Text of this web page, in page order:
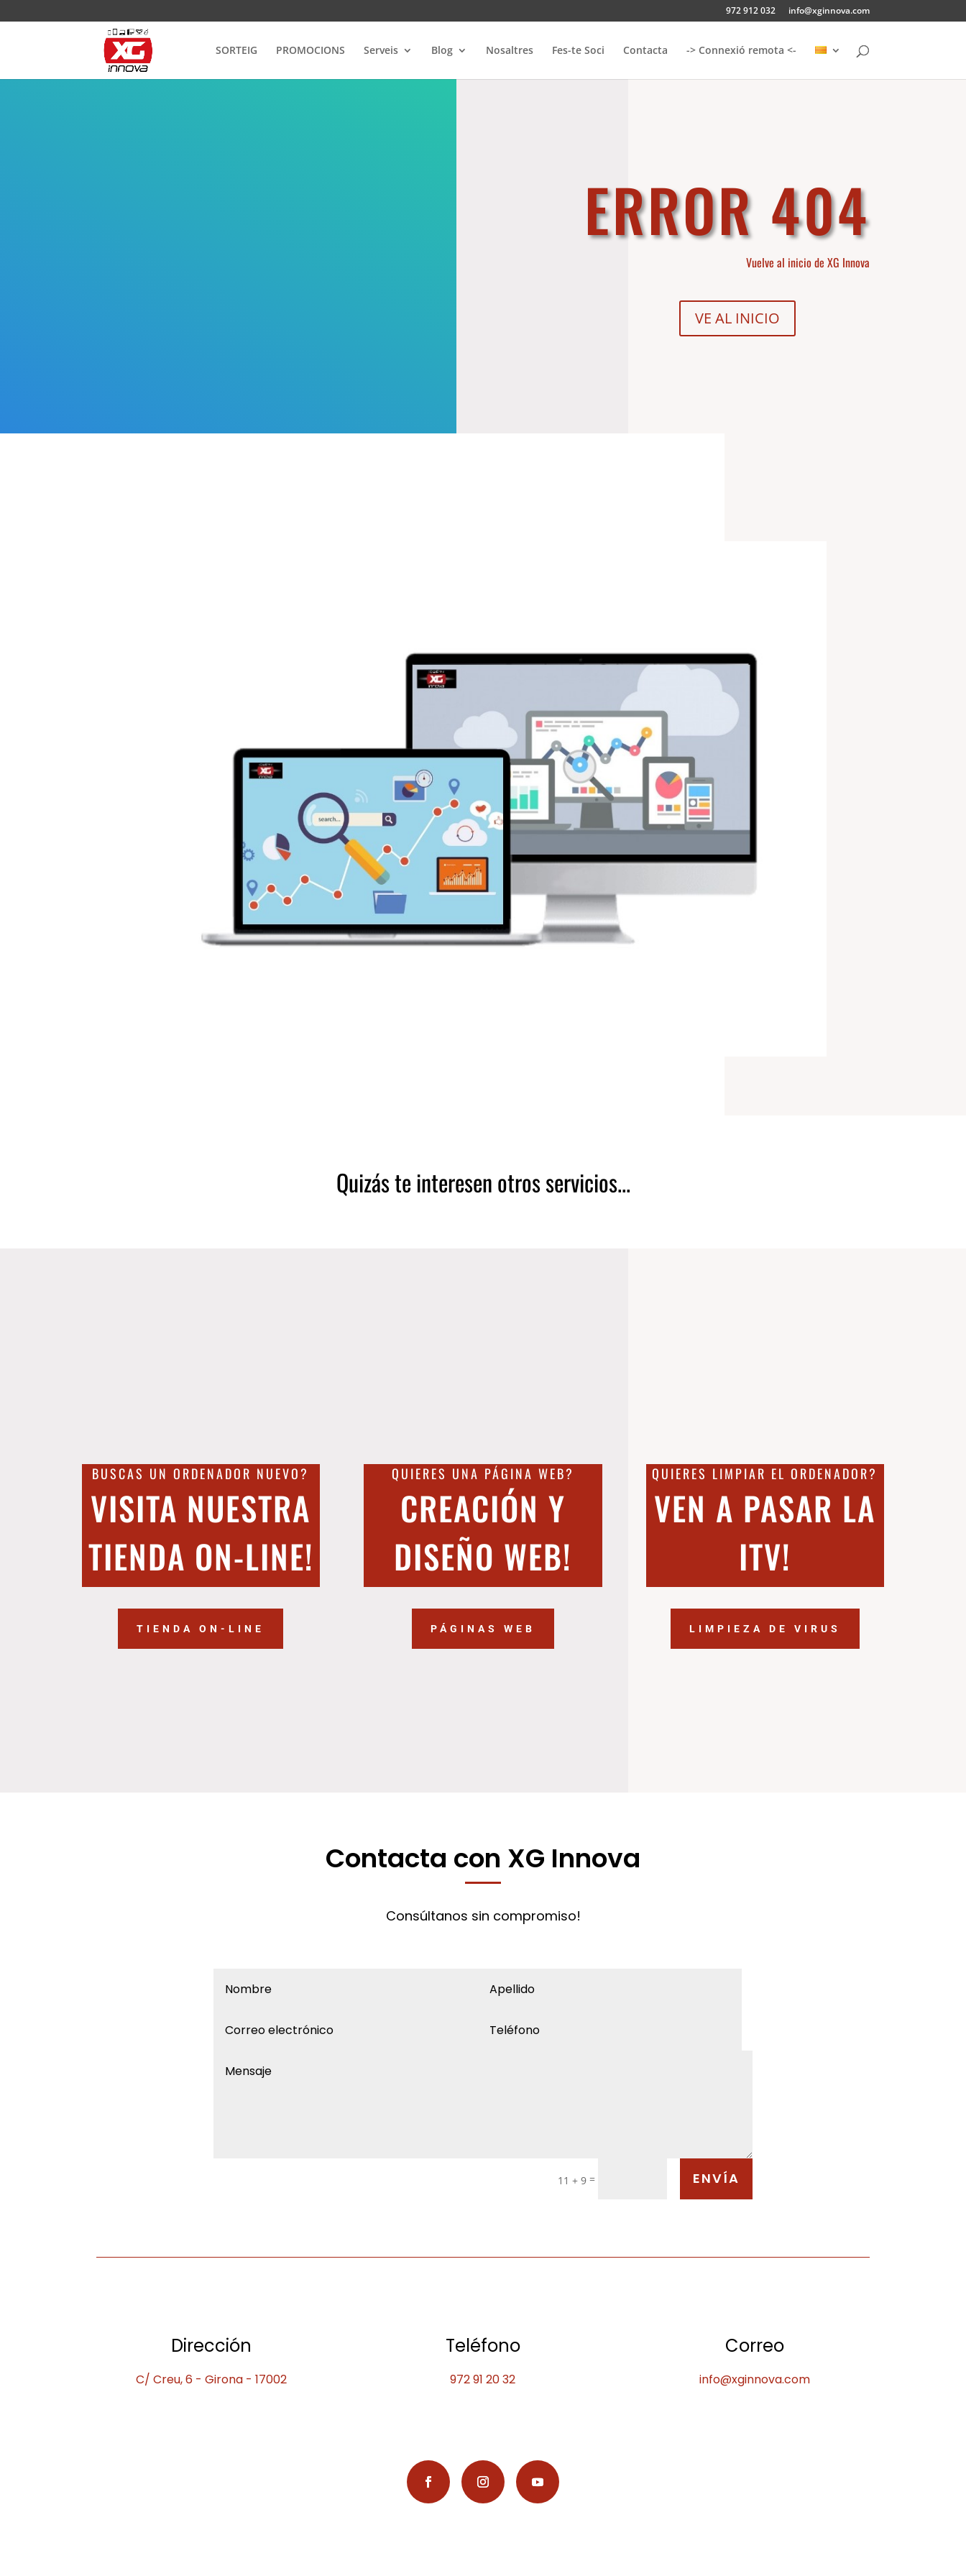
972 912 032 info@xginnova.com
SORTEIG PROMOCIONS Serveis Blog Nosaltres Fes-te Soci Contacta -> Connexió remota <-
ERROR 404
Vuelve al inicio de XG Innova
VE AL INICIO
Quizás te interesen otros servicios...
BUSCAS UN ORDENADOR NUEVO?
VISITA NUESTRA
TIENDA ON-LINE!
TIENDA ON-LINE
QUIERES UNA PÁGINA WEB?
CREACIÓN Y
DISEÑO WEB!
PÁGINAS WEB
QUIERES LIMPIAR EL ORDENADOR?
VEN A PASAR LA
ITV!
LIMPIEZA DE VIRUS
Contacta con XG Innova
Consúltanos sin compromiso!
11 + 9 = ENVÍA
Dirección
C/ Creu, 6 - Girona - 17002
Teléfono
972 91 20 32
Correo
info@xginnova.com